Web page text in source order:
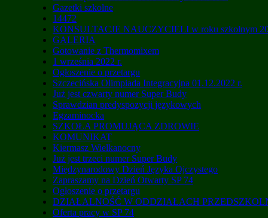
Gazetki szkolne
14472
KONSULTACJE NAUCZYCIELI w roku szkolnym
GALERIA
Gotowanie z Thermomixem
1 września 2022 r.
Ogłoszenie o przetargu
Szczecińska Olimpiada Integracyjna 01.12.2022 r.
Już jest czwarty numer Super Budy
Sprawdzian predyspozycji językowych
Egzaminocka
SZKOŁA PROMUJĄCA ZDROWIE
KOMUNIKAT
Kiermasz Wielkanocny
Już jest trzeci numer Super Budy
Międzynarodowy Dzień Języka Ojczystego
Zapraszamy na Dzień Otwarty SP 74
Ogłoszenie o przetargu
DZIAŁALNOŚĆ W ODDZIAŁACH
Oferta pracy w SP 74